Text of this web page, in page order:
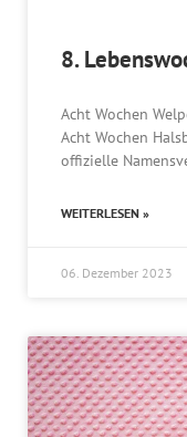
8.
Acht Wochen
Acht Wochen
offizielle
WEITERLESEN »
06. Dezember 2023